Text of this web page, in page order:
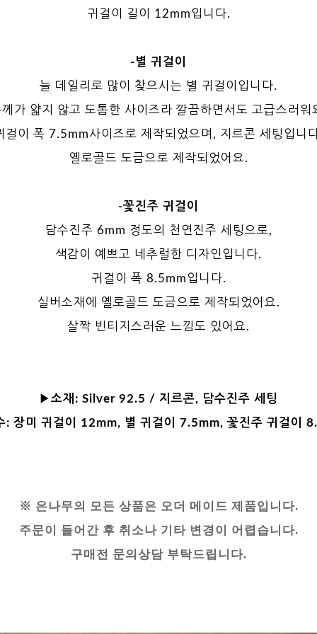
귀걸이 길이 12mm입니다.
-별 귀걸이
늘 데일리로 많이 찾으시는 별 귀걸이입니다.
가 얇지 않고 도톰한 사이즈라 깔끔하면서도 고급스러워
걸이 폭 7.5mm사이즈로 제작되었으며, 지르콘 세팅입니
옐로골드 도금으로 제작되었어요.
-꽃진주 귀걸이
담수진주 6mm 정도의 천연진주 세팅으로,
색감이 예쁘고 네추럴한 디자인입니다.
귀걸이 폭 8.5mm입니다.
실버소재에 옐로골드 도금으로 제작되었어요.
살짝 빈티지스러운 느낌도 있어요.
▶소재: Silver 92.5 / 지르콘, 담수진주 세팅
: 장미 귀걸이 12mm, 별 귀걸이 7.5mm, 꽃진주 귀걸이
※ 은나무의 모든 상품은 오더 메이드 제품입니다.
주문이 들어간 후 취소나 기타 변경이 어렵습니다.
구매전 문의상담 부탁드립니다.